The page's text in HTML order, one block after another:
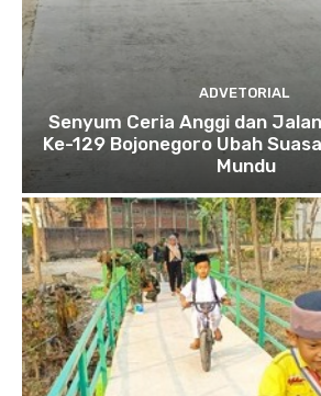
ADVETORIAL
Senyum Ceria Anggi dan
Ke-129 Bojonegoro Ubah
Mundu